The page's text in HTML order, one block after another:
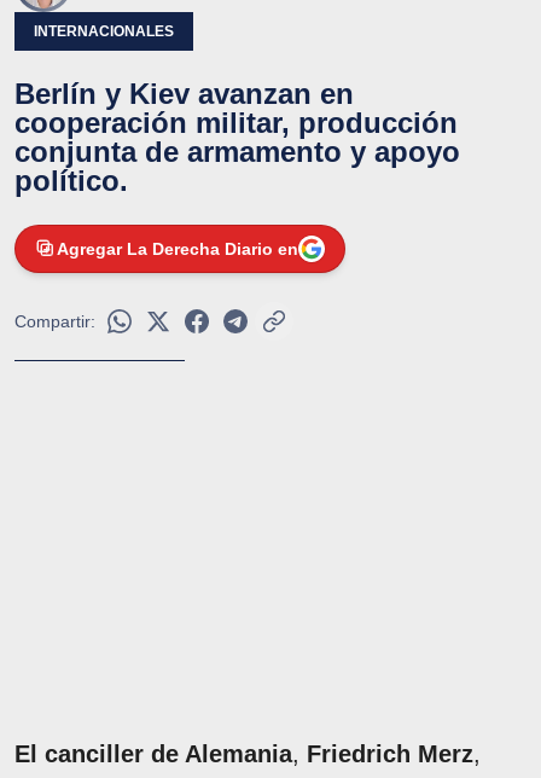
INTERNACIONALES
Berlín y Kiev avanzan en
cooperación militar, producción
conjunta de armamento y apoyo
político.
Agregar La Derecha Diario en
Compartir:
El canciller de Alemania, Friedrich Merz,